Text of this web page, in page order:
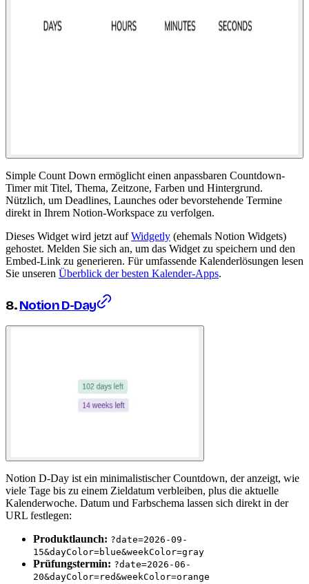
Simple Count Down ermöglicht einen anpassbaren Countdown-
Timer mit Titel, Thema, Zeitzone, Farben und Hintergrund.
Nützlich, um Deadlines, Launches oder bevorstehende Termine
direkt in Ihrem Notion-Workspace zu verfolgen.
Dieses Widget wird jetzt aufWidgetly (ehemals Notion Widgets)
gehostet. Melden Sie sich an, um das Widget zu speichern und den
Embed-Link zu generieren. Für umfassende Kalenderlösungen lesen
Sie unseren Überblick der besten Kalender-Apps.
8.Notion D-Day
Notion D-Day ist ein minimalistischer Countdown, der anzeigt, wie
viele Tage bis zu einem Zieldatum verbleiben, plus die aktuelle
Kalenderwoche. Datum und Farbschema lassen sich direkt in der
URL festlegen:
Produktlaunch: ?date=2026-09-
15&dayColor=blue&weekColor=gray
Prüfungstermin: ?date=2026-06-
20&dayColor=red&weekColor=orange